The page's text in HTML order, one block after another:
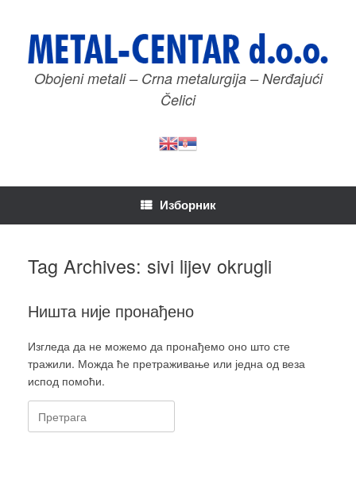
садржај
Obojeni metali – Crna metalurgija – Nerđajući
Čelici
Изборник
Tag Archives: sivi lijev okrugli
Ништа није пронађено
Изгледа да не можемо да пронађемо оно што сте
тражили. Можда ће претраживање или једна од веза
испод помоћи.